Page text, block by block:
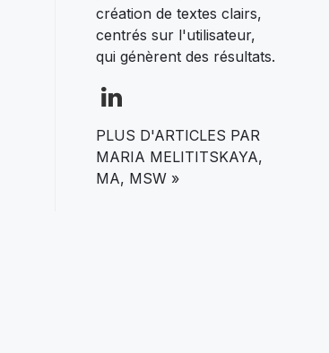
création de textes clairs,
centrés sur l'utilisateur,
qui génèrent des résultats.
PLUS D'ARTICLES PAR
MARIA MELITITSKAYA,
MA, MSW »